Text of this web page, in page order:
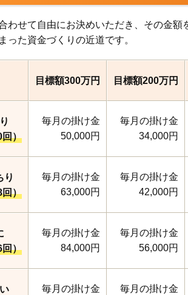
せて自由にお決めいただき、その金額
た資金づくりの近道です。
目標額300万円 目標額200万円
回）
毎月の掛け金
50,000円
毎月の掛け金
34,000円
り
回）
毎月の掛け金
63,000円
毎月の掛け金
42,000円
回）
毎月の掛け金
84,000円
毎月の掛け金
56,000円
毎月の掛け金
毎月の掛け金